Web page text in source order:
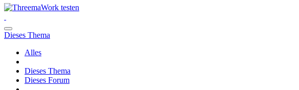
Dieses Thema
Alles
Dieses Thema
Dieses Forum